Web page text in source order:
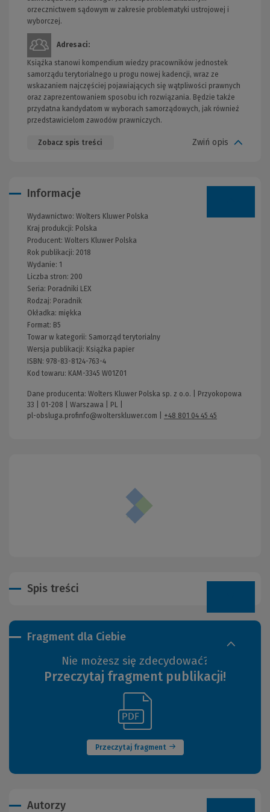
orzecznictwem sądowym w zakresie problematyki ustrojowej i
wyborczej.
Adresaci:
Książka stanowi kompendium wiedzy pracowników jednostek
samorządu terytorialnego u progu nowej kadencji, wraz ze
wskazaniem najczęściej pojawiających się wątpliwości prawnych
oraz zaprezentowaniem sposobu ich rozwiązania. Będzie także
przydatna kandydatom w wyborach samorządowych, jak również
przedstawicielom zawodów prawniczych.
Zobacz spis treści Zwiń opis
Fragment dla Ciebie
Nie możesz się zdecydować?
Przeczytaj fragment publikacji!
Przeczytaj fragment
(Nowe
okno)
innej
Informacje
Wydawnictwo: Wolters Kluwer Polska
Kraj produkcji: Polska
Producent: Wolters Kluwer Polska
Rok publikacji: 2018
Wydanie: 1
Liczba stron: 200
Seria: Poradniki LEX
Rodzaj: Poradnik
Okładka: miękka
Format: B5
Towar w kategorii: Samorząd terytorialny
Wersja publikacji: Książka papier
ISBN: 978-83-8124-763-4
Kod towaru: KAM-3345 W01Z01
Dane producenta: Wolters Kluwer Polska sp. z o.o. | Przyokopowa
33 | 01-208 | Warszawa | PL |
pl-obsluga.profinfo@wolterskluwer.com
+48 801 04 45 45
Spis treści
Autorzy